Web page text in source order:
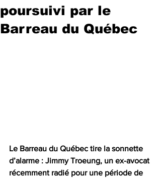
poursuivi par le
Barreau du Québec
Le Barreau du Québec tire la sonnette
d’alarme : Jimmy Troeung, un ex-avocat
récemment radié pour une période de